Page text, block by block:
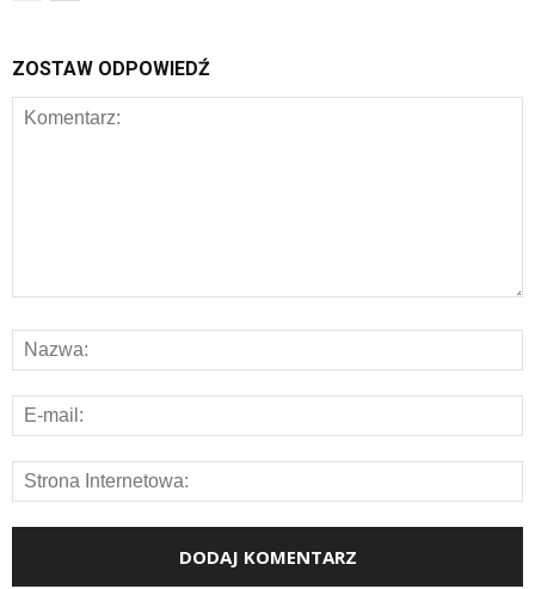
ZOSTAW ODPOWIEDŹ